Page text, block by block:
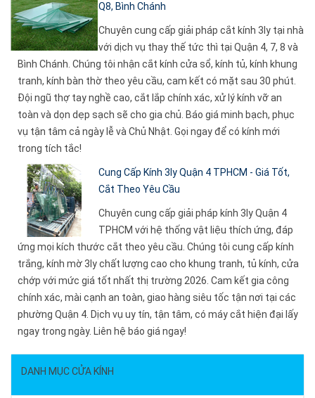
Q8, Bình Chánh
Chuyên cung cấp giải pháp cắt kính 3ly tại nhà
với dịch vụ thay thế tức thì tại Quận 4, 7, 8 và
Bình Chánh. Chúng tôi nhận cắt kính cửa sổ, kính tủ, kính khung
tranh, kính bàn thờ theo yêu cầu, cam kết có mặt sau 30 phút.
Đội ngũ thợ tay nghề cao, cắt lắp chính xác, xử lý kính vỡ an
toàn và dọn dẹp sạch sẽ cho gia chủ. Báo giá minh bạch, phục
vụ tận tâm cả ngày lễ và Chủ Nhật. Gọi ngay để có kính mới
trong tích tắc!
Cung Cấp Kính 3ly Quận 4 TPHCM - Giá Tốt,
Cắt Theo Yêu Cầu
Chuyên cung cấp giải pháp kính 3ly Quận 4
TPHCM với hệ thống vật liệu thích ứng, đáp
ứng mọi kích thước cắt theo yêu cầu. Chúng tôi cung cấp kính
trắng, kính mờ 3ly chất lượng cao cho khung tranh, tủ kính, cửa
chớp với mức giá tốt nhất thị trường 2026. Cam kết gia công
chính xác, mài cạnh an toàn, giao hàng siêu tốc tận nơi tại các
phường Quận 4. Dịch vụ uy tín, tận tâm, có máy cắt hiện đại lấy
ngay trong ngày. Liên hệ báo giá ngay!
DANH MỤC CỬA KÍNH